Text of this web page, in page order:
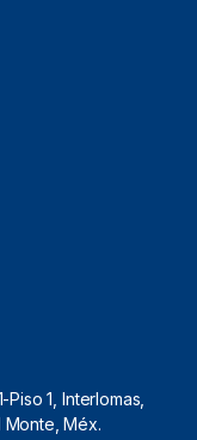
1, Interlomas,
Monte, Méx.